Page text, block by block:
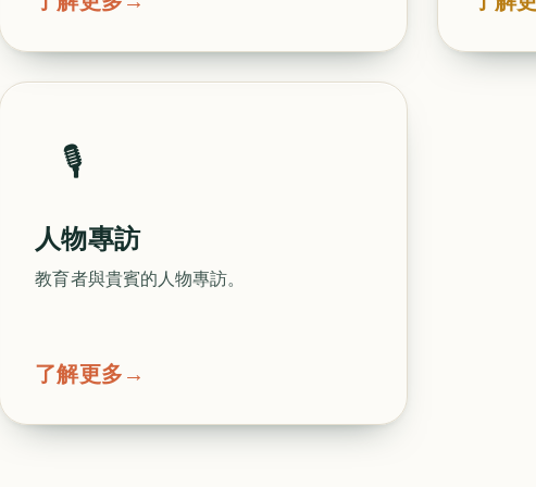
🎙️
人物專訪
教育者與貴賓的人物專訪。
了解更多→